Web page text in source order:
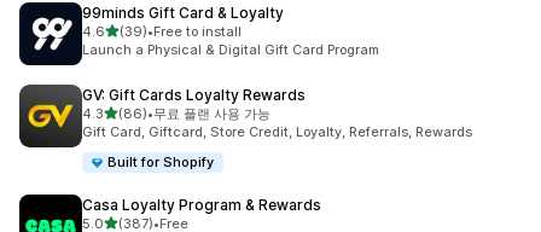
99minds Gift Card & Loyalty
4.6별 5개 중
(39)
총 리뷰 39개
•Free to install
Launch a Physical & Digital Gift Card Program
GV: Gift Cards Loyalty Rewards
4.3별 5개 중
(86)
총 리뷰 86개
•무료 플랜 사용 가능
Gift Card, Giftcard, Store Credit, Loyalty, Referrals, Rewards
Built for Shopify
Casa Loyalty Program & Rewards
5.0별 5개 중
(387)•Free